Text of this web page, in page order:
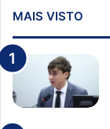
MAIS VISTO